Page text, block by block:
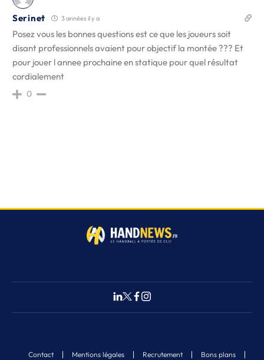
Serinet 3 années il y a
Posez vous les bonnes questions est ce que les joueurs soit
disant professionnels avaient pour objectif la montée ??? Et
pour jouer l annee prochaine en statique pour quel résultat
cordialement
0
Contact Mentions légales Recrutement Bons plans